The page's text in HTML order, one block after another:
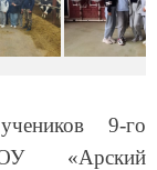
9-го
«Арский